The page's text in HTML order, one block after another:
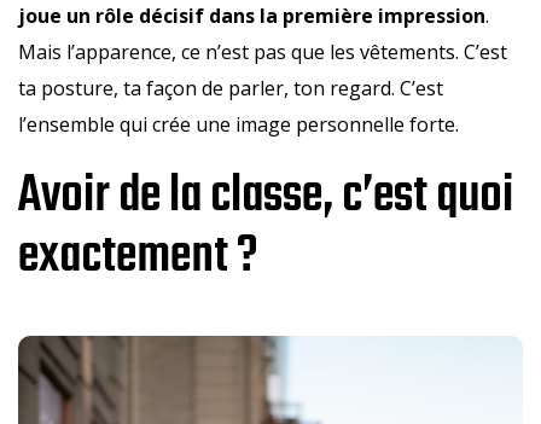
joue un rôle décisif dans la première impression.
Mais l’apparence, ce n’est pas que les vêtements. C’est
ta posture, ta façon de parler, ton regard. C’est
l’ensemble qui crée une image personnelle forte.
Avoir de la classe, c’est quoi
exactement ?